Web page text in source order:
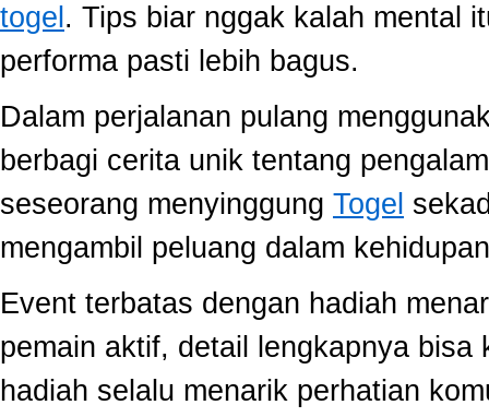
togel . Tips biar nggak kalah mental
performa pasti lebih bagus.
Dalam perjalanan pulang
berbagi cerita unik tentang
seseorang menyinggung Togel
mengambil peluang dalam
Event terbatas dengan hadiah
pemain aktif, detail lengkapnya
hadiah selalu menarik perhatian